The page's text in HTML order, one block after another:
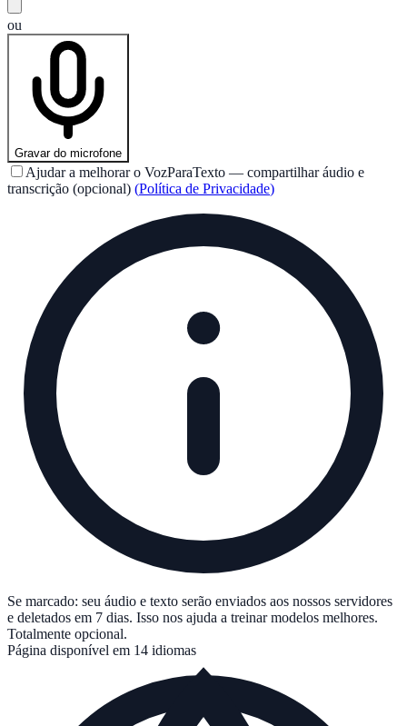
ou
Gravar do microfone
Ajudar a melhorar o VozParaTexto — compartilhar áudio e
transcrição (opcional) (Política de Privacidade)
Se marcado: seu áudio e texto serão enviados aos nossos servidores
e deletados em 7 dias. Isso nos ajuda a treinar modelos melhores.
Totalmente opcional.
Página disponível em 14 idiomas